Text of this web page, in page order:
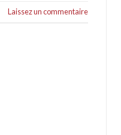
Laissez un commentaire